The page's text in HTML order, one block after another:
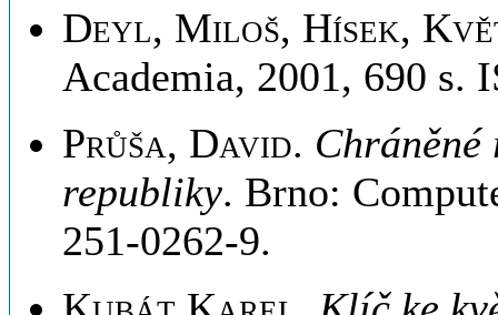
Deyl, Miloš, Hísek,
Academia, 2001, 690 s.
Průša, David. Chráněné
republiky. Brno:
251-0262-9.